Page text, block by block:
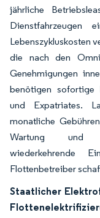
jährliche
Dienstfahrzeugen
Lebenszykluskosten
die nach den
Genehmigungen
benötigen sofortige
und Expatriates.
monatliche
Wartung und
wiederkehrende
Flottenbetreiber
Staatlicher